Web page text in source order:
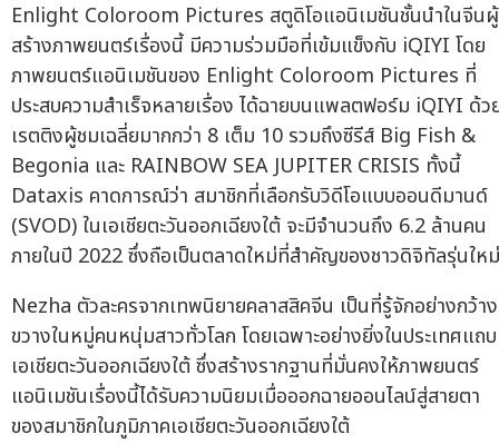
Enlight Coloroom Pictures สตูดิโอแอนิเมชันชั้นนำในจีนผู้
สร้างภาพยนตร์เรื่องนี้ มีความร่วมมือที่เข้มแข็งกับ iQIYI โดย
ภาพยนตร์แอนิเมชันของ Enlight Coloroom Pictures ที่
ประสบความสำเร็จหลายเรื่อง ได้ฉายบนแพลตฟอร์ม iQIYI ด้ว
เรตติงผู้ชมเฉลี่ยมากกว่า 8 เต็ม 10 รวมถึงซีรีส์ Big Fish &
Begonia และ RAINBOW SEA JUPITER CRISIS ทั้งนี้
Dataxis คาดการณ์ว่า สมาชิกที่เลือกรับวิดีโอแบบออนดีมานด์
(SVOD) ในเอเชียตะวันออกเฉียงใต้ จะมีจำนวนถึง 6.2 ล้านคน
ภายในปี 2022 ซึ่งถือเป็นตลาดใหม่ที่สำคัญของชาวดิจิทัลรุ่นใหม่
Nezha ตัวละครจากเทพนิยายคลาสสิคจีน เป็นที่รู้จักอย่างกว้าง
ขวางในหมู่คนหนุ่มสาวทั่วโลก โดยเฉพาะอย่างยิ่งในประเทศแถบ
เอเชียตะวันออกเฉียงใต้ ซึ่งสร้างรากฐานที่มั่นคงให้ภาพยนตร์
แอนิเมชันเรื่องนี้ได้รับความนิยมเมื่อออกฉายออนไลน์สู่สายตา
ของสมาชิกในภูมิภาคเอเชียตะวันออกเฉียงใต้